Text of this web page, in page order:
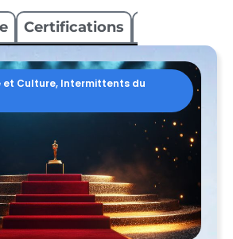
Certifications
et Culture, Intermittents du